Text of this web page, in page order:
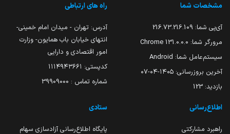
مشخصات شما
آی‌پی شما: 216.73.216.109
مرورگر شما: 131.0.0.0 Chrome
سیستم‌عامل شما: Android
آخرین بروزرسانی: ۱۴۰۵-۰۴-۰۷
بازدید: 123
راه های ارتباطی
آدرس: تهران - میدان امام خمینی-
انتهای خیابان باب همایون- وزارت
امور اقتصادی و دارایی
کدپستی: ۱۱۱۴۹۴۳۶۶۱
شماره تماس : 39909000
اطلاع‌رسانی
راهبرد مشارکتی
ستادی
پایگاه اطلاع‌رسانی آزادسازی سهام